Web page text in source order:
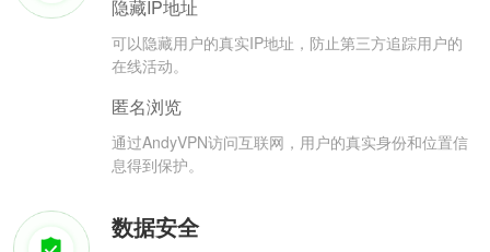
隐藏IP地址
可以隐藏用户的真实IP地址，防止第三方追踪用户的
在线活动。
匿名浏览
通过AndyVPN访问互联网，用户的真实身份和位置信
息得到保护。
数据安全